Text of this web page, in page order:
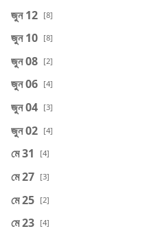
জুন 12 [8]
জুন 10 [8]
জুন 08 [2]
জুন 06 [4]
জুন 04 [3]
জুন 02 [4]
মে 31 [4]
মে 27 [3]
মে 25 [2]
মে 23 [4]